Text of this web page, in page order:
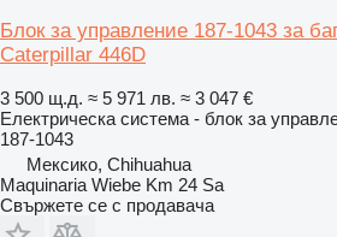
Блок за управление 187-1043 за
Caterpillar 446D
3 500 щ.д. ≈ 5 971 лв. ≈ 3 047 €
Електрическа система - блок за
187-1043
Мексико, Chihuahua
Maquinaria Wiebe Km 24 Sa
Свържете се с продавача